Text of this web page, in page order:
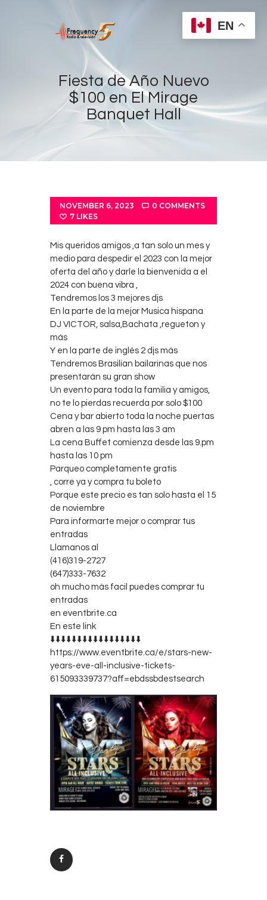
Fiesta de Año Nuevo
$100 en El Mirage
Banquet Hall
Home
Radios
Sports
News
Store
Contacts
Cine
NOVEMBER 6, 2023 0 COMMENTS
7 LIKES
Mis queridos amigos ,a tan solo un mes y
medio para despedir el 2023 con la mejor
oferta del año y darle la bienvenida a el
2024 con buena vibra ,
Tendremos los 3 mejores djs
En la parte de la mejor Musica hispana
DJ VICTOR, salsa,Bachata ,regueton y
más
Y en la parte de inglés 2 djs más
Tendremos Brasilian bailarinas que nos
presentarán su gran show
Un evento para toda la familia y amigos,
no te lo pierdas recuerda por solo $100
Cena y bar abierto toda la noche puertas
abren a las 9 pm hasta las 3 am
La cena Buffet comienza desde las 9.pm
hasta las 10 pm
Parqueo completamente gratis
, corre ya y compra tu boleto
Porque este precio es tan solo hasta el 15
de noviembre
Para informarte mejor o comprar tus
entradas
Llamanos al
(416)319-2727
(647)333-7632
oh mucho más facil puedes comprar tu
entradas
en eventbrite.ca
En este link
⬇️⬇️⬇️⬇️⬇️⬇️⬇️⬇️⬇️⬇️⬇️⬇️⬇️⬇️⬇️⬇️⬇️
https://www.eventbrite.ca/e/stars-new-
years-eve-all-inclusive-tickets-
615093339737?aff=ebdssbdestsearch
EN